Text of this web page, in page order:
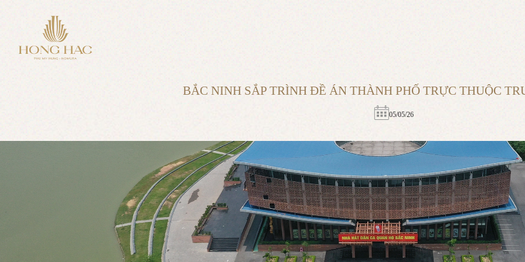
BẮC NINH SẮP TRÌNH ĐỀ ÁN THÀNH PHỐ TRỰC THUỘC
05/05/26